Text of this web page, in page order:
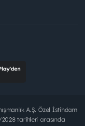
A.Ş. Özel İstihdam
tarihleri arasında